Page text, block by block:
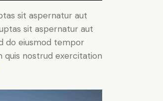
sit aspernatur aut
sit aspernatur aut
do eiusmod tempor
quis nostrud exercitation